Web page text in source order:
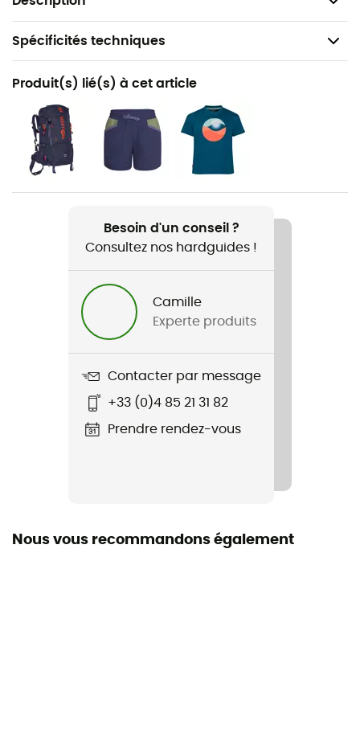
Spécificités techniques
Recommandé pour
Randonnée / Trekking
Genre
Enfant
Poids
Nom du produit
Kids Rigel Low WP
Technologies utilisées
Climaprotect
Imperméabilité
Semelle intermédiaire
Semelle extérieure
Produit(s) lié(s) à cet article
Besoin d'un conseil ?
Consultez nos hardguides !
Camille
Experte produits
Contacter par message
+33 (0)4 85 21 31 82
Prendre rendez-vous
Nous vous recommandons également